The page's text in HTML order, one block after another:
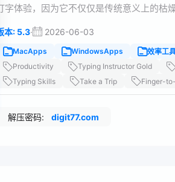
字体验，因为它不仅仅是传统意义上的枯
本: 5.3· 2026-06-03
MacApps WindowsApps
效率工
Productivity
Typing Instructor Gold
Typing Skills
Take a Trip Finger-
解压密码: digit77.com